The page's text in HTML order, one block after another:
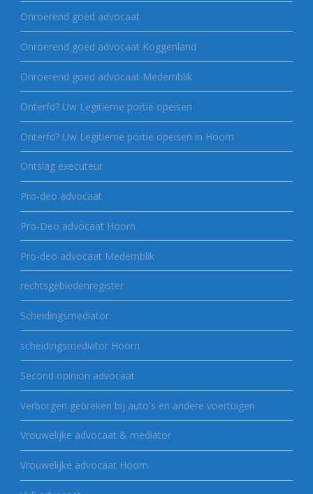
Onroerend goed advocaat
Onroerend goed advocaat Koggenland
Onroerend goed advocaat Medemblik
Onterfd? Uw Legitieme portie opeisen
Onterfd? Uw Legitieme portie opeisen in Hoorn
Ontslag executeur
Pro-deo advocaat
Pro-Deo advocaat Hoorn
Pro-deo advocaat Medemblik
rechtsgebiedenregister
Scheidingsmediator
scheidingsmediator Hoorn
Second opinion advocaat
Verborgen gebreken bij auto's en andere voertuigen
Vrouwelijke advocaat & mediator
Vrouwelijke advocaat Hoorn